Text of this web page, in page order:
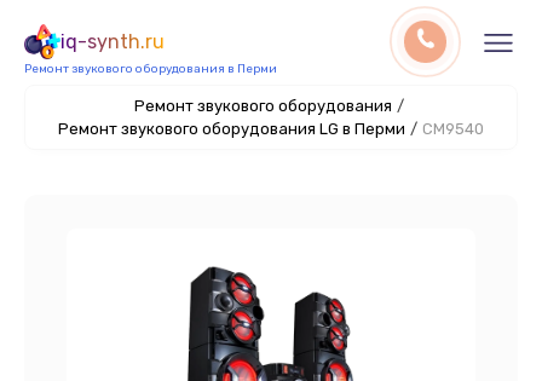
iq-synth.ru
Ремонт звукового оборудования в Перми
Ремонт звукового оборудования /
Ремонт звукового оборудования LG в Перми / CM9540